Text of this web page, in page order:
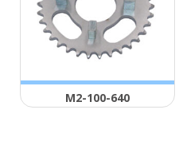
Μ2-100-640